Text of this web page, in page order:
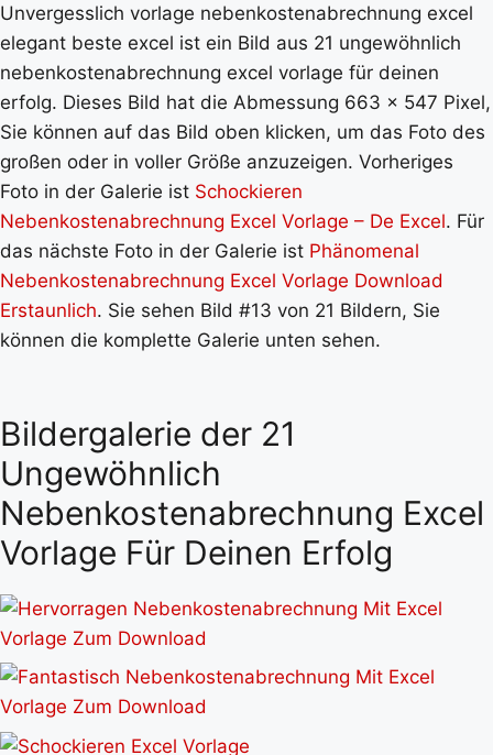
Unvergesslich vorlage nebenkostenabrechnung excel
elegant beste excel ist ein Bild aus 21 ungewöhnlich
nebenkostenabrechnung excel vorlage für deinen
erfolg. Dieses Bild hat die Abmessung 663 x 547 Pixel,
Sie können auf das Bild oben klicken, um das Foto des
großen oder in voller Größe anzuzeigen. Vorheriges
Foto in der Galerie ist Schockieren
Nebenkostenabrechnung Excel Vorlage – De Excel. Für
das nächste Foto in der Galerie ist Phänomenal
Nebenkostenabrechnung Excel Vorlage Download
Erstaunlich. Sie sehen Bild #13 von 21 Bildern, Sie
können die komplette Galerie unten sehen.
Bildergalerie der 21
Ungewöhnlich
Nebenkostenabrechnung Excel
Vorlage Für Deinen Erfolg